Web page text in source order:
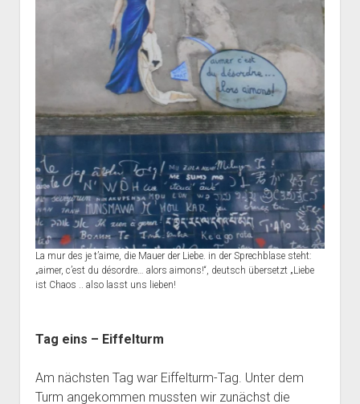
La mur des je t’aime, die Mauer der Liebe. in der Sprechblase steht:
„aimer, c’est du désordre… alors aimons!“, deutsch übersetzt „Liebe
ist Chaos .. also lasst uns lieben!
Tag eins – Eiffelturm
Am nächsten Tag war Eiffelturm-Tag. Unter dem
Turm angekommen mussten wir zunächst die